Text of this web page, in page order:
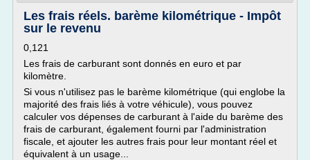
Les frais réels. barème kilométrique - Impôt
sur le revenu
0,121
Les frais de carburant sont donnés en euro et par
kilomètre.
Si vous n'utilisez pas le barème kilométrique (qui englobe la
majorité des frais liés à votre véhicule), vous pouvez
calculer vos dépenses de carburant à l'aide du barème des
frais de carburant, également fourni par l'administration
fiscale, et ajouter les autres frais pour leur montant réel et
équivalent à un usage...